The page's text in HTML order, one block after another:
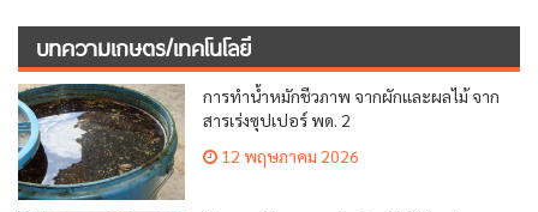
บทความเกษตร/เทคโนโลยี
การทำน้ำหมักชีวภาพ จากผักและผลไม้ จาก
สารเร่งซุปเปอร์ พด. 2
12 พฤษภาคม 2026